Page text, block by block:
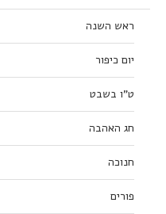
ראש השנה
יום כיפור
ט”ו בשבט
חג האהבה
חנוכה
פורים